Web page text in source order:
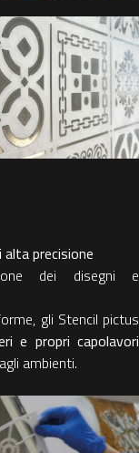
precisione
dei disegni e
gli Stencil pictus
e propri capolavori
ambienti.